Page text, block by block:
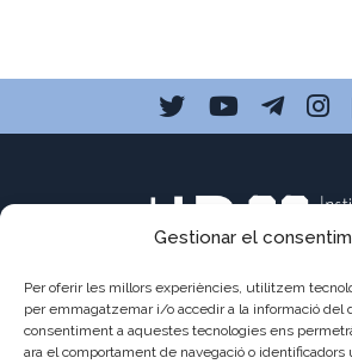
Gestionar el
Per oferir les millors experiències, utilitzem
per emmagatzemar i/o accedir a la informació del
consentiment a aquestes tecnologies ens
ara el comportament de navegació oC/ Pau Claris 121